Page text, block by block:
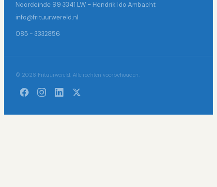
Noordeinde 99 3341 LW - Hendrik Ido Ambacht
info@frituurwereld.nl
085 - 3332856
© 2026 Frituurwereld. Alle rechten voorbehouden.